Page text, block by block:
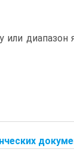
диапазон